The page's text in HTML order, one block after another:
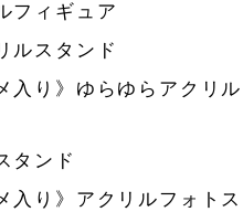
フィギュア
ルスタンド
入り》ゆらゆらアクリル
タンド
入り》アクリルフォトス